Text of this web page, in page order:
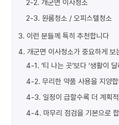
2-2. 개군면 이사청소
2-3. 원룸청소 / 오피스텔청소
3. 이런 분들께 특히 추천합니다
4. 개군면 이사청소가 중요하게 보
4-1. ‘티 나는 곳’보다 ‘생활이
4-2. 무리한 약품 사용을 지양
4-3. 일정이 급할수록 더 계획
4-4. 마무리 점검을 기본으로